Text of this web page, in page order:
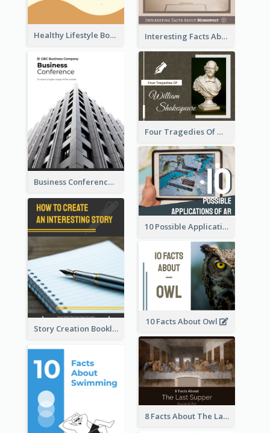
Healthy Lifestyle Booklet Interesting Facts About Monopoly
Business Conference Booklet
Four Tragedies Of William Shakespeare
10 Possible Applications Of Augmented Reality (AR)
Story Creation Booklet
10 Facts About Owl
8 Facts About The Last Supper Of Leonardo da Vinci